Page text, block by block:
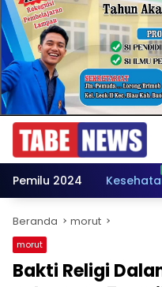
Pemilu 2024
Beranda morut
morut
Bakti Religi